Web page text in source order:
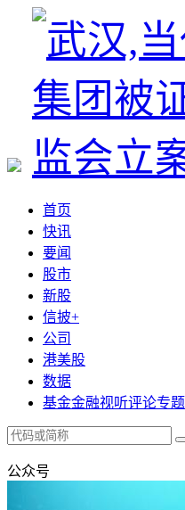
首页
快讯
要闻
股市
新股
信披+
公司
港美股
数据
基金金融视听评论专题
公众号